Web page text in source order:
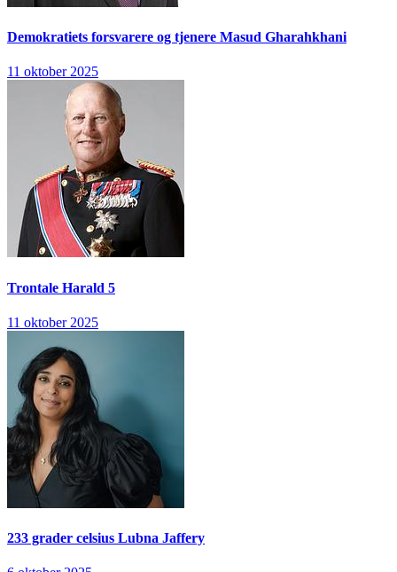
Demokratiets forsvarere og tjenere Masud Gharahkhani
11 oktober 2025
Trontale Harald 5
11 oktober 2025
233 grader celsius Lubna Jaffery